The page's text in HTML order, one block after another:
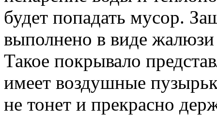
будет попадать мусор.
выполнено в виде
Такое покрывало
имеет воздушные
не тонет и прекрасно